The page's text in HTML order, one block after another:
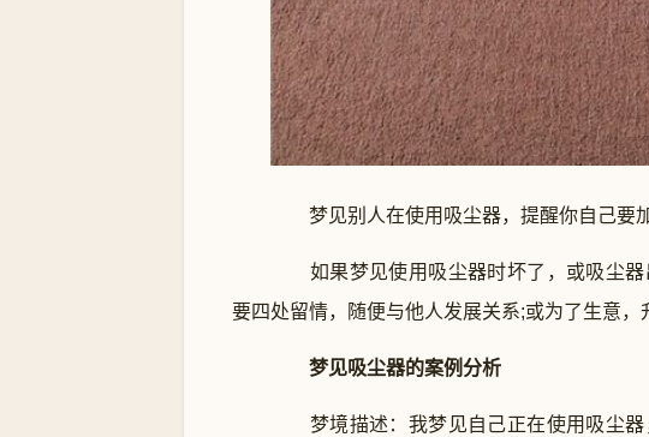
梦见别人在使用吸尘器，提醒你自己要加
如果梦见使用吸尘器时坏了，或吸尘器
要四处留情，随便与他人发展关系;或为了生意，
梦见吸尘器的案例分析
梦境描述：我梦见自己正在使用吸尘器